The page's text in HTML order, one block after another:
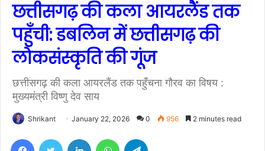
छत्तीसगढ़ की कला आयरलैंड तक
पहुँची: डबलिन में छत्तीसगढ़ की
लोकसंस्कृति की गूंज
छत्तीसगढ़ की कला आयरलैंड तक पहुँचना गौरव का विषय :
मुख्यमंत्री विष्णु देव साय
Shrikant January 22, 2026 0 956 2 minutes read